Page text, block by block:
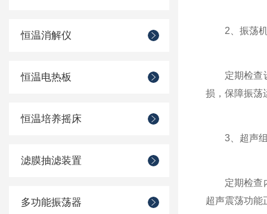
恒温消解仪
恒温电热板
恒温培养摇床
滤膜抽滤装置
多功能振荡器
2、振荡机
定期检查设
损，保障振荡
3、超声组
定期检查内
超声震荡功能